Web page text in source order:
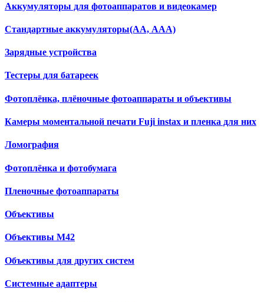
Аккумуляторы для фотоаппаратов и видеокамер
Cтандартные аккумуляторы(АА, ААА)
Зарядные устройства
Тестеры для батареек
Фотоплёнка, плёночные фотоаппараты и объективы
Камеры моментальной печати Fuji instax и пленка для них
Ломография
Фотоплёнка и фотобумага
Пленочные фотоаппараты
Объективы
Объективы М42
Объективы для других систем
Cистемные адаптеры